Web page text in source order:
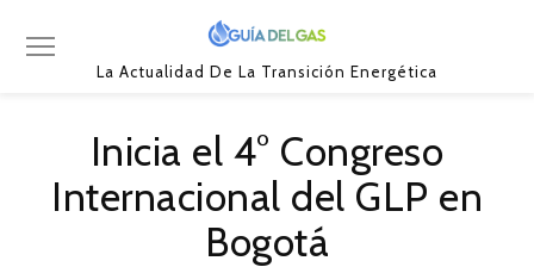
La Actualidad De La Transición Energética
Inicia el 4° Congreso
Internacional del GLP en
Bogotá